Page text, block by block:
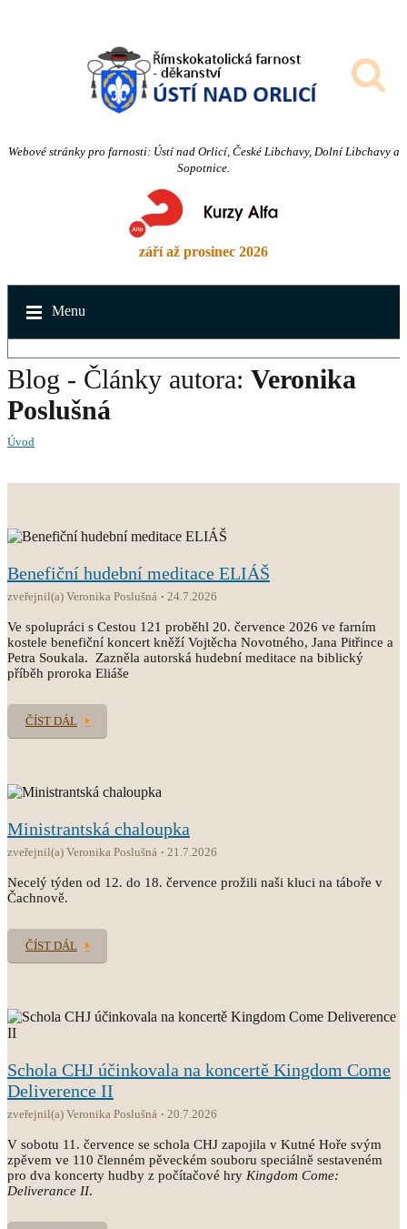
Webové stránky pro farnosti: Ústí nad Orlicí, České Libchavy, Dolní Libchavy a
Sopotnice.
září až prosinec 2026
Menu
Blog - Články autora: Veronika
Poslušná
Úvod
Benefiční hudební meditace ELIÁŠ
zveřejnil(a) Veronika Poslušná 24.7.2026
Ve spolupráci s Cestou 121 proběhl 20. července 2026 ve farním
kostele benefiční koncert kněží Vojtěcha Novotného, Jana Pitřince a
Petra Soukala. Zazněla autorská hudební meditace na biblický
příběh proroka Eliáše
ČÍST DÁL
Ministrantská chaloupka
zveřejnil(a) Veronika Poslušná 21.7.2026
Necelý týden od 12. do 18. července prožili naši kluci na táboře v
Čachnově.
ČÍST DÁL
Schola CHJ účinkovala na koncertě Kingdom Come
Deliverence II
zveřejnil(a) Veronika Poslušná 20.7.2026
V sobotu 11. července se schola CHJ zapojila v Kutné Hoře svým
zpěvem ve 110 členném pěveckém souboru speciálně sestaveném
pro dva koncerty hudby z počítačové hry Kingdom Come:
Deliverance II.